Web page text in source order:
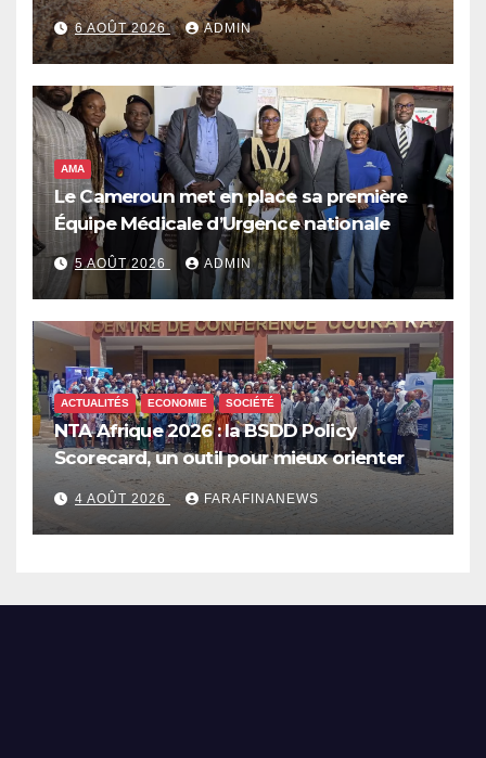
de réponse face à la menace d’El Niño,
qui pourrait plonger des dizaines de
millions de personnes dans l’insécurité
alimentaire aiguë
6 AOÛT 2026 ADMIN
AMA
Le Cameroun met en place sa première
Équipe Médicale d’Urgence nationale
5 AOÛT 2026 ADMIN
ACTUALITÉS ECONOMIE SOCIÉTÉ
NTA Afrique 2026 : la BSDD Policy
Scorecard, un outil pour mieux orienter
les dépenses publiques
4 AOÛT 2026 FARAFINANEWS